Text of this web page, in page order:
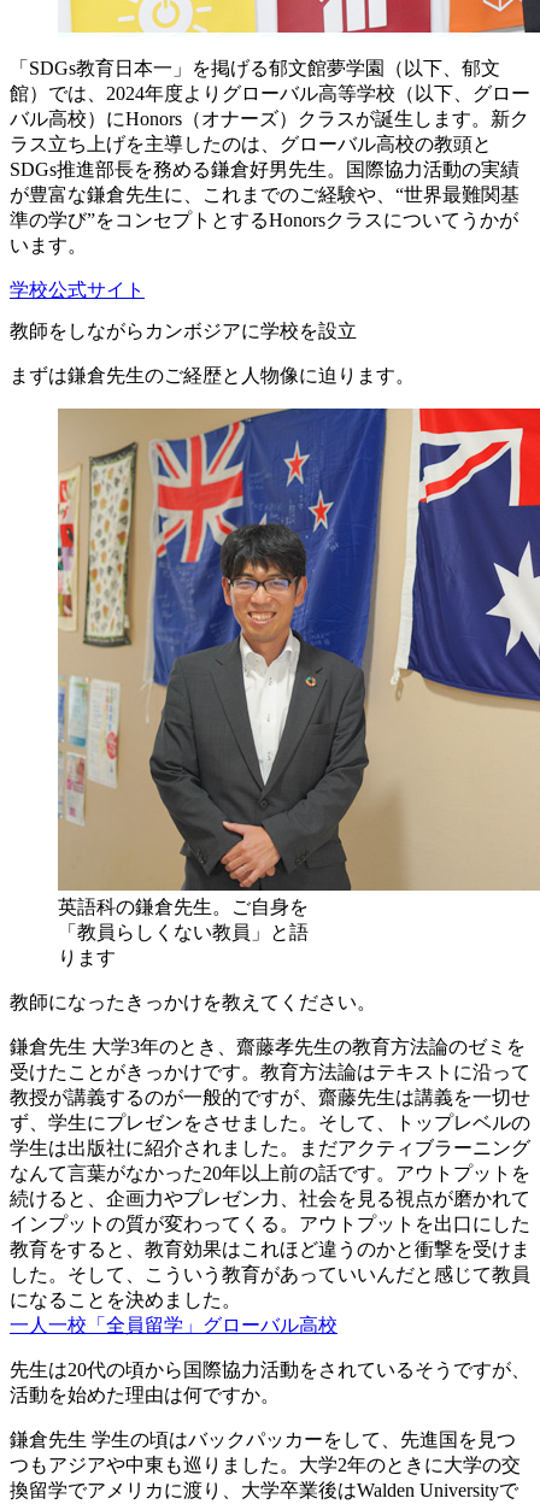
「SDGs教育日本一」を掲げる郁文館夢学園（以下、郁文
館）では、2024年度よりグローバル高等学校（以下、グロー
バル高校）にHonors（オナーズ）クラスが誕生します。新ク
ラス立ち上げを主導したのは、グローバル高校の教頭と
SDGs推進部長を務める鎌倉好男先生。国際協力活動の実績
が豊富な鎌倉先生に、これまでのご経験や、“世界最難関基
準の学び”をコンセプトとするHonorsクラスについてうかが
います。
学校公式サイト
教師をしながらカンボジアに学校を設立
まずは鎌倉先生のご経歴と人物像に迫ります。
英語科の鎌倉先生。ご自身を
「教員らしくない教員」と語
ります
教師になったきっかけを教えてください。
鎌倉先生 大学3年のとき、齋藤孝先生の教育方法論のゼミを
受けたことがきっかけです。教育方法論はテキストに沿って
教授が講義するのが一般的ですが、齋藤先生は講義を一切せ
ず、学生にプレゼンをさせました。そして、トップレベルの
学生は出版社に紹介されました。まだアクティブラーニング
なんて言葉がなかった20年以上前の話です。アウトプットを
続けると、企画力やプレゼン力、社会を見る視点が磨かれて
インプットの質が変わってくる。アウトプットを出口にした
教育をすると、教育効果はこれほど違うのかと衝撃を受けま
した。そして、こういう教育があっていいんだと感じて教員
になることを決めました。
一人一校「全員留学」グローバル高校
先生は20代の頃から国際協力活動をされているそうですが、
活動を始めた理由は何ですか。
鎌倉先生 学生の頃はバックパッカーをして、先進国を見つ
つもアジアや中東も巡りました。大学2年のときに大学の交
換留学でアメリカに渡り、大学卒業後はWalden Universityで